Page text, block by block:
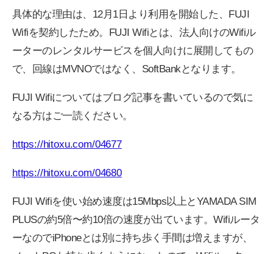
具体的な理由は、12月1日より利用を開始した、FUJI
Wifiを契約したため。FUJI Wifiとは、法人向けのWifiル
ーターのレンタルサービスを個人向けに展開してもの
で、回線はMVNOではなく、SoftBankとなります。
FUJI Wifiについてはブログ記事を書いているので気に
なる方はご一読ください。
https://hitoxu.com/04677
https://hitoxu.com/04680
FUJI Wifiを使い始め速度は15Mbps以上とYAMADA SIM
PLUSの約5倍〜約10倍の速度が出ています。Wifiルータ
ーなのでiPhoneとは別に持ち歩く手間は増えますが、